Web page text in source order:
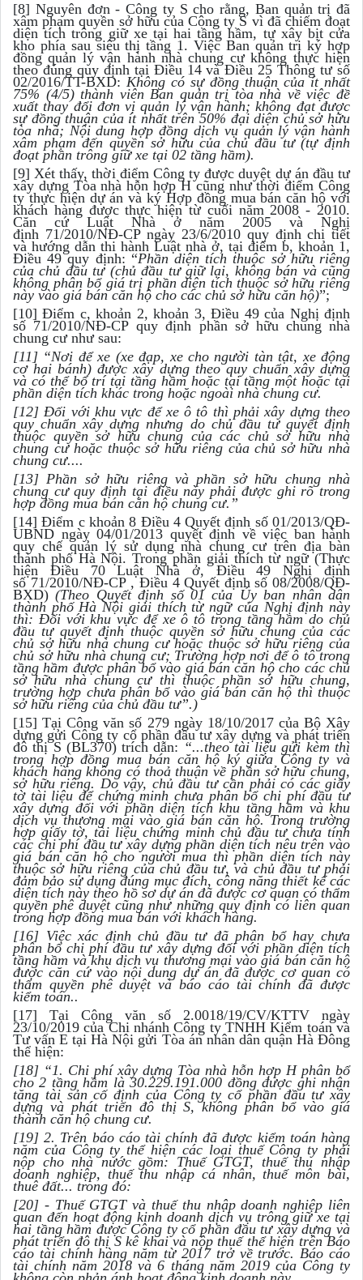
[8] Nguyên đơn - Công ty S cho rằng, Ban quản trị đã
xâm phạm quyền sở hữu của Công ty S vì đã chiếm đoạt
diện tích trông giữ xe tại hai tầng hầm, tự xây bịt cửa
kho phía sau siêu thị tầng 1. Việc Ban quản trị ký hợp
đồng quản lý vận hành nhà chung cư không thực hiện
theo đúng quy định tại Điều 14 và Điều 25 Thông tư số
02/2016/TT-BXD: Không có sự đồng thuận của ít nhất
75% (4/5) thành viên Ban quản trị tòa nhà về việc đề
xuất thay đổi đơn vị quản lý vận hành; không đạt được
sự đồng thuận của ít nhất trên 50% đại diện chủ sở hữu
tòa nhà; Nội dung hợp đồng dịch vụ quản lý vận hành
xâm phạm đến quyền sở hữu của chủ đầu tư (tự định
đoạt phần trông giữ xe tại 02 tầng hầm).
[9] Xét thấy, thời điểm Công ty được duyệt dự án đầu tư
xây dựng Tòa nhà hỗn hợp H cũng như thời điểm Công
ty thực hiện dự án và ký Hợp đồng mua bán căn hộ với
khách hàng được thực hiện từ cuối năm 2008 - 2010.
Căn cứ Luật Nhà ở năm 2005 và Nghị
định 71/2010/NĐ-CP ngày 23/6/2010 quy định chi tiết
và hướng dẫn thi hành Luật nhà ở, tại điểm b, khoản 1,
Điều 49 quy định: “Phần diện tích thuộc sở hữu riêng
của chủ đầu tư (chủ đầu tư giữ lại, không bán và cũng
không phân bổ giá trị phần diện tích thuộc sở hữu riêng
này vào giá bán căn hộ cho các chủ sở hữu căn hộ)”;
[10] Điểm c, khoản 2, khoản 3, Điều 49 của Nghị định
số 71/2010/NĐ-CP quy định phần sở hữu chung nhà
chung cư như sau:
[11] “Nơi để xe (xe đạp, xe cho người tàn tật, xe động
cơ hai bánh) được xây dựng theo quy chuẩn xây dựng
và có thể bố trí tại tầng hầm hoặc tại tầng một hoặc tại
phần diện tích khác trong hoặc ngoài nhà chung cư.
[12] Đối với khu vực để xe ô tô thì phải xây dựng theo
quy chuẩn xây dựng nhưng do chủ đầu tư quyết định
thuộc quyền sở hữu chung của các chủ sở hữu nhà
chung cư hoặc thuộc sở hữu riêng của chủ sở hữu nhà
chung cư....
[13] Phần sở hữu riêng và phần sở hữu chung nhà
chung cư quy định tại điều này phải được ghi rõ trong
hợp đồng mua bán căn hộ chung cư.”
[14] Điểm c khoản 8 Điều 4 Quyết định số 01/2013/QĐ-
UBND ngày 04/01/2013 quyết định về việc ban hành
quy chế quản lý sử dụng nhà chung cư trên địa bàn
thành phố Hà Nội. Trong phần giải thích từ ngữ (Thực
hiện Điều 70 Luật Nhà ở, Điều 49 Nghị định
số 71/2010/NĐ-CP , Điều 4 Quyết định số 08/2008/QĐ-
BXD)(Theo Quyết định số 01 của Ủy ban nhân dân
thành phố Hà Nội giải thích từ ngữ của Nghị định này
thì: Đối với khu vực để xe ô tô trong tầng hầm do chủ
đầu tư quyết định thuộc quyền sở hữu chung của các
chủ sở hữu nhà chung cư hoặc thuộc sở hữu riêng của
chủ sở hữu nhà chung cư; Trường hợp nơi để ô tô trong
tầng hầm được phân bổ vào giá bán căn hộ cho các chủ
sở hữu nhà chung cư thì thuộc phần sở hữu chung,
trường hợp chưa phân bổ vào giá bán căn hộ thì thuộc
sở hữu riêng của chủ đầu tư”.)
[15] Tại Công văn số 279 ngày 18/10/2017 của Bộ Xây
dựng gửi Công ty cổ phần đầu tư xây dựng và phát triển
đô thị S (BL370) trích dẫn: “...theo tài liệu gửi kèm thì
trong hợp đồng mua bán căn hộ ký giữa Công ty và
khách hàng không có thoả thuận về phần sở hữu chung,
sở hữu riêng. Do vậy, chủ đầu tư cần phải có các giấy
tờ tài liệu để chứng minh chưa phân bổ chi phí đầu tư
xây dựng đối với phần diện tích khu tầng hầm và khu
dịch vụ thương mại vào giá bán căn hộ. Trong trường
hợp giấy tờ, tài liệu chứng minh chủ đầu tư chưa tính
các chi phí đầu tư xây dựng phần diện tích nêu trên vào
giá bán căn hộ cho người mua thì phần diện tích này
thuộc sở hữu riêng của chủ đầu tư, và chủ đầu tư phải
đảm bảo sử dụng đúng mục đích, công năng thiết kế các
diện tích này theo hồ sơ dự án đã được cơ quan có thẩm
quyền phê duyệt cũng như những quy định có liên quan
trong hợp đồng mua bán với khách hàng.
[16] Việc xác định chủ đầu tư đã phân bổ hay chưa
phân bổ chi phí đầu tư xây dựng đối với phần diện tích
tầng hầm và khu dịch vụ thương mại vào giá bán căn hộ
được căn cứ vào nội dung dự án đã được cơ quan có
thẩm quyền phê duyệt và báo cáo tài chính đã được
kiểm toán..
[17] Tại Công văn số 2.0018/19/CV/KTTV ngày
23/10/2019 của Chi nhánh Công ty TNHH Kiểm toán và
Tư vấn E tại Hà Nội gửi Tòa án nhân dân quận Hà Đông
thể hiện:
[18] “1. Chi phí xây dựng Tòa nhà hỗn hợp H phân bổ
cho 2 tầng hầm là 30.229.191.000 đồng được ghi nhận
tăng tài sản cố định của Công ty cổ phần đầu tư xây
dựng và phát triển đô thị S, không phân bổ vào giá
thành căn hộ chung cư.
[19] 2. Trên báo cáo tài chính đã được kiểm toán hàng
năm của Công ty thể hiện các loại thuế Công ty phải
nộp cho nhà nước gồm: Thuế GTGT, thuế thu nhập
doanh nghiệp, thuế thu nhập cá nhân, thuế môn bài,
thuê đất... trong đó:
[20] - Thuế GTGT và thuế thu nhập doanh nghiệp liên
quan đến hoạt động kinh doanh dịch vụ trông giữ xe tại
hai tầng hầm được Công ty cổ phần đầu tư xây dựng và
phát triển đô thị S kê khai và nộp thuế thể hiện trên Báo
cáo tài chính hàng năm từ 2017 trở về trước. Báo cáo
tài chính năm 2018 và 6 tháng năm 2019 của Công ty